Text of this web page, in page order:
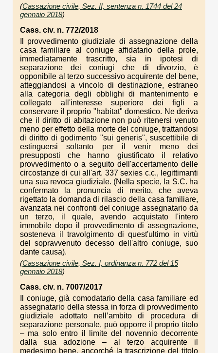
(Cassazione civile, Sez. II, sentenza n. 1744 del 24
gennaio 2018)
Cass. civ. n. 772/2018
Il provvedimento giudiziale di assegnazione della
casa familiare al coniuge affidatario della prole,
immediatamente trascritto, sia in ipotesi di
separazione dei coniugi che di divorzio, è
opponibile al terzo successivo acquirente del bene,
atteggiandosi a vincolo di destinazione, estraneo
alla categoria degli obblighi di mantenimento e
collegato all'interesse superiore dei figli a
conservare il proprio "habitat" domestico. Ne deriva
che il diritto di abitazione non può ritenersi venuto
meno per effetto della morte del coniuge, trattandosi
di diritto di godimento "sui generis", suscettibile di
estinguersi soltanto per il venir meno dei
presupposti che hanno giustificato il relativo
provvedimento o a seguito dell'accertamento delle
circostanze di cui all'art. 337 sexies c.c., legittimanti
una sua revoca giudiziale. (Nella specie, la S.C. ha
confermato la pronuncia di merito, che aveva
rigettato la domanda di rilascio della casa familiare,
avanzata nei confronti del coniuge assegnatario da
un terzo, il quale, avendo acquistato l'intero
immobile dopo il provvedimento di assegnazione,
sosteneva il travolgimento di quest'ultimo in virtù
del sopravvenuto decesso dell'altro coniuge, suo
dante causa).
(Cassazione civile, Sez. I, ordinanza n. 772 del 15
gennaio 2018)
Cass. civ. n. 7007/2017
Il coniuge, già comodatario della casa familiare ed
assegnatario della stessa in forza di provvedimento
giudiziale adottato nell’ambito di procedura di
separazione personale, può opporre il proprio titolo
– ma solo entro il limite del novennio decorrente
dalla sua adozione – al terzo acquirente il
medesimo bene, ancorché la trascrizione del titolo